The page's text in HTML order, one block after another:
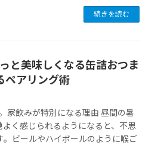
続きを読む
と美味しくなる缶詰おつま
ペアリング術
家飲みが特別になる理由 昼間の暑
く感じられるようになると、不思
ビールやハイボールのように喉ご